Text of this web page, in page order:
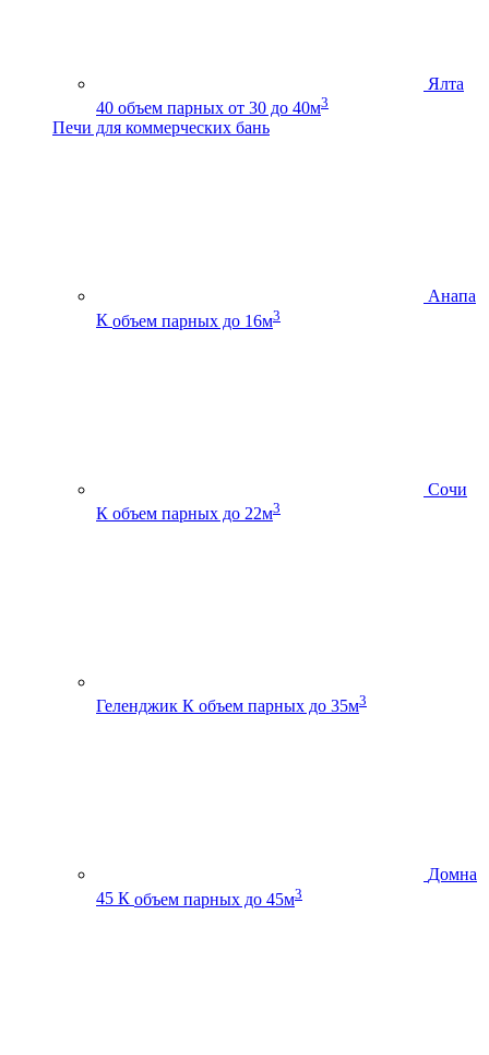
Ялта
40 объем парных от 30 до 40м3
Печи для коммерческих бань
Анапа
К объем парных до 16м3
Сочи
К объем парных до 22м3
Геленджик К объем парных до 35м3
Домна
45 К объем парных до 45м3